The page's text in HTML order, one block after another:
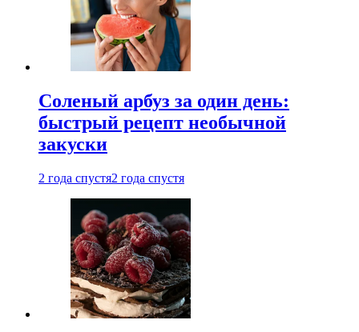
Соленый арбуз за один день:
быстрый рецепт необычной
закуски
2 года спустя2 года спустя